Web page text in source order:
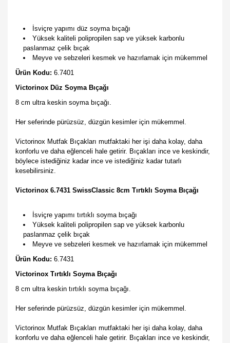
İsviçre yapımı düz soyma bıçağı
Yüksek kaliteli polipropilen sap ve yüksek karbonlu
paslanmaz çelik bıçak
Meyve ve sebzeleri kesmek ve hazırlamak için mükemmel
Ürün Kodu: 6.7401
Victorinox Düz Soyma Bıçağı
8 cm ultra keskin soyma bıçağı.
Her seferinde pürüzsüz, düzgün kesimler için mükemmel.
Victorinox Mutfak Bıçakları mutfaktaki her işi daha kolay, daha
konforlu ve daha eğlenceli hale getirir. Bıçakları ince ve keskindir,
böylece istediğiniz kadar ince ve istediğiniz kadar tutarlı
kesebilirsiniz.
Victorinox 6.7431 SwissClassic 8cm Tırtıklı Soyma Bıçağı
İsviçre yapımı tırtıklı soyma bıçağı
Yüksek kaliteli polipropilen sap ve yüksek karbonlu
paslanmaz çelik bıçak
Meyve ve sebzeleri kesmek ve hazırlamak için mükemmel
Ürün Kodu: 6.7431
Victorinox Tırtıklı Soyma Bıçağı
8 cm ultra keskin tırtıklı soyma bıçağı.
Her seferinde pürüzsüz, düzgün kesimler için mükemmel.
Victorinox Mutfak Bıçakları mutfaktaki her işi daha kolay, daha
konforlu ve daha eğlenceli hale getirir. Bıçakları ince ve keskindir,